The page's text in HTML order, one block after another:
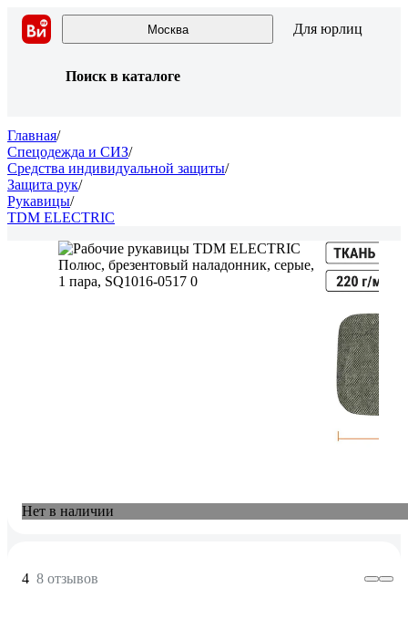
Москва Для юрлиц
Поиск в каталоге
Главная/
Спецодежда и СИЗ/
Средства индивидуальной защиты/
Защита рук/
Рукавицы/
TDM ELECTRIC
Нет в наличии
4 8 отзывов